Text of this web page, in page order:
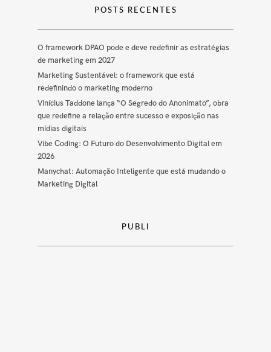
POSTS RECENTES
O framework DPAO pode e deve redefinir as estratégias
de marketing em 2027
Marketing Sustentável: o framework que está
redefinindo o marketing moderno
Vinícius Taddone lança “O Segredo do Anonimato”, obra
que redefine a relação entre sucesso e exposição nas
mídias digitais
Vibe Coding: O Futuro do Desenvolvimento Digital em
2026
Manychat: Automação Inteligente que está mudando o
Marketing Digital
PUBLI